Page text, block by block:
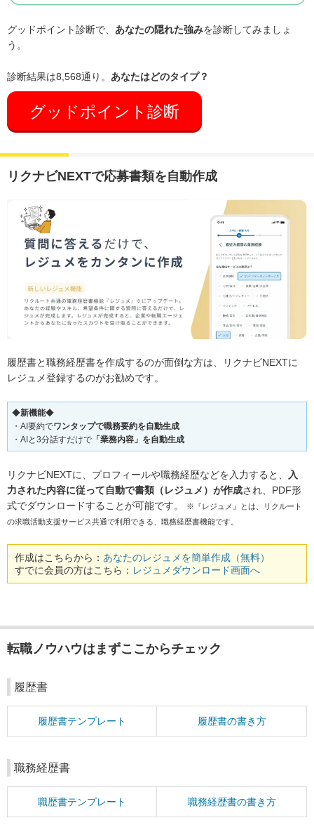
グッドポイント診断で、 あなたの隠れた強みを診断してみましょ
う。
診断結果は8,568通り。 あなたはどのタイプ？
グッドポイント診断
リクナビNEXTで応募書類を自動作成
履歴書と職務経歴書を作成するのが面倒な方は、リクナビNEXTに
レジュメ登録するのがお勧めです。
◆新機能◆
・AI要約でワンタップで職務要約を自動生成
・AIと3分話すだけで 「業務内容」を自動生成
リクナビNEXTに、プロフィールや職務経歴などを入力すると、
入
力された内容に従って自動で書類（レジュメ）が作成され、PDF形
式でダウンロードすることが可能です。
※『レジュメ』とは、リクルート
の求職活動支援サービス共通で利用できる、職務経歴書機能です。
作成はこちらから： あなたのレジュメを簡単作成（無料）
すでに会員の方はこちら： レジュメダウンロード画面へ
転職ノウハウはまずここからチェック
履歴書
履歴書テンプレート 履歴書の書き方
職務経歴書
職歴書テンプレート 職務経歴書の書き方